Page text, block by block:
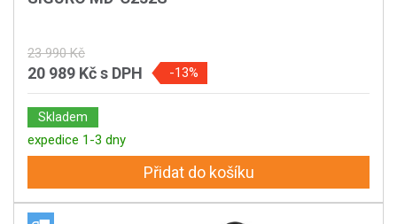
23 990 Kč
20 989 Kčs DPH -13%
Skladem
expedice 1-3 dny
Přidat do košíku